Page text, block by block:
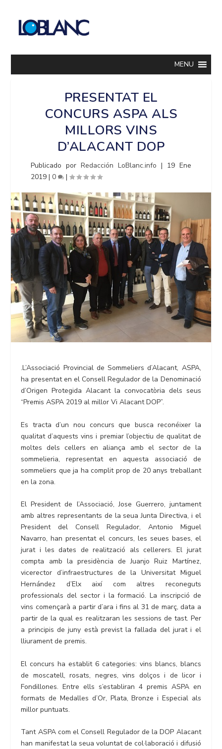
MENU
PRESENTAT EL
CONCURS ASPA ALS
MILLORS VINS
D’ALACANT DOP
Publicado porRedacción LoBlanc.info | 19 Ene
2019 |0 |
.L’Associació Provincial de Sommeliers d’Alacant, ASPA,
ha presentat en el Consell Regulador de la Denominació
d’Origen Protegida Alacant la convocatòria dels seus
“Premis ASPA 2019 al millor Vi Alacant DOP”.
Es tracta d’un nou concurs que busca reconéixer la
qualitat d’aquests vins i premiar l’objectiu de qualitat de
moltes dels cellers en aliança amb el sector de la
sommelieria, representat en aquesta associació de
sommeliers que ja ha complit prop de 20 anys treballant
en la zona.
El President de l’Associació, Jose Guerrero, juntament
amb altres representants de la seua Junta Directiva, i el
President del Consell Regulador, Antonio Miguel
Navarro, han presentat el concurs, les seues bases, el
jurat i les dates de realització als cellerers. El jurat
compta amb la presidència de Juanjo Ruiz Martínez,
vicerector d’infraestructures de la Universitat Miguel
Hernández d’Elx així com altres reconeguts
professionals del sector i la formació. La inscripció de
vins començarà a partir d’ara i fins al 31 de març, data a
partir de la qual es realitzaran les sessions de tast. Per
a principis de juny està previst la fallada del jurat i el
lliurament de premis.
El concurs ha establit 6 categories: vins blancs, blancs
de moscatell, rosats, negres, vins dolços i de licor i
Fondillones. Entre ells s’establiran 4 premis ASPA en
formats de Medalles d’Or, Plata, Bronze i Especial als
millor puntuats.
Tant ASPA com el Consell Regulador de la DOP Alacant
han manifestat la seua voluntat de col·laboració i difusió